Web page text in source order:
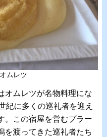
ムレツ
オムレツが名物料理にな
紀に多くの巡礼者を迎え
。この宿屋を営むプラー
を渡ってきた巡礼者たち